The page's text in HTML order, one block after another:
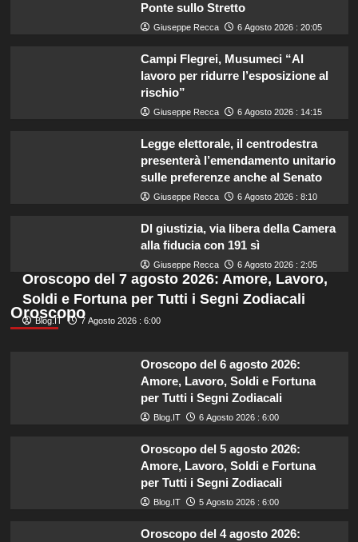
Ponte sullo Stretto
Giuseppe Recca 6 Agosto 2026 : 20:05
Campi Flegrei, Musumeci “Al
lavoro per ridurre l’esposizione al
rischio”
Giuseppe Recca 6 Agosto 2026 : 14:15
Legge elettorale, il centrodestra
presenterà l’emendamento unitario
sulle preferenze anche al Senato
Giuseppe Recca 6 Agosto 2026 : 8:10
Dl giustizia, via libera della Camera
alla fiducia con 191 sì
Giuseppe Recca 6 Agosto 2026 : 2:05
Oroscopo
Oroscopo del 7 agosto 2026: Amore, Lavoro,
Soldi e Fortuna per Tutti i Segni Zodiacali
Blog.IT 7 Agosto 2026 : 6:00
Oroscopo del 6 agosto 2026:
Amore, Lavoro, Soldi e Fortuna
per Tutti i Segni Zodiacali
Blog.IT 6 Agosto 2026 : 6:00
Oroscopo del 5 agosto 2026:
Amore, Lavoro, Soldi e Fortuna
per Tutti i Segni Zodiacali
Blog.IT 5 Agosto 2026 : 6:00
Oroscopo del 4 agosto 2026: